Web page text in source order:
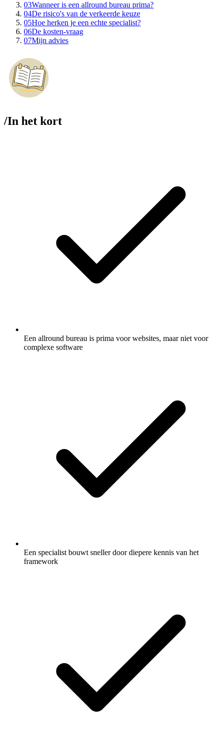
03Wanneer is een allround bureau prima?
04De risico's van de verkeerde keuze
05Hoe herken je een echte specialist?
06De kosten-vraag
07Mijn advies
/In het kort
Een allround bureau is prima voor websites, maar niet voor
complexe software
Een specialist bouwt sneller door diepere kennis van het
framework